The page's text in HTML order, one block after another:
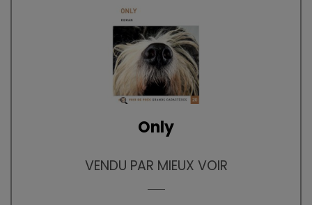
Only
VENDU PAR MIEUX VOIR